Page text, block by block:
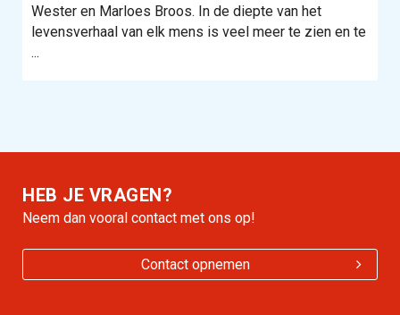
Wester en Marloes Broos. In de diepte van het
levensverhaal van elk mens is veel meer te zien en te
...
HEB JE VRAGEN?
Neem dan vooral contact met ons op!
Contact opnemen